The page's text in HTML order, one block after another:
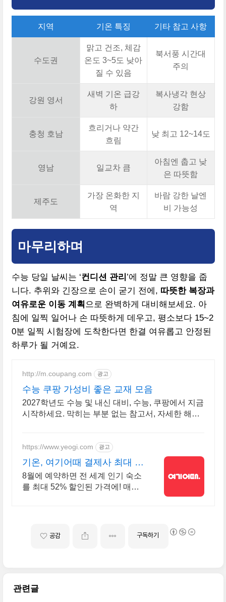
지역 기온 특징 기타 참고 사항
수도권
맑고 건조, 체감
온도 3~5도 낮아
질 수 있음
북서풍 시간대
주의
강원 영서
새벽 기온 급강
하
복사냉각 현상
강함
충청 호남
흐리거나 약간
흐림
낮 최고 12~14도
영남 일교차 큼
아침엔 춥고 낮
은 따뜻함
제주도
가장 온화한 지
역
바람 강한 날엔
비 가능성
마무리하며
수능 당일 날씨는 ‘컨디션 관리 ’에 정말 큰 영향을 줍
니다. 추위와 긴장으로 손이 굳기 전에, 따뜻한 복장과
여유로운 이동 계획 으로 완벽하게 대비해보세요. 아
침에 일찍 일어나 손 따뜻하게 데우고, 평소보다 15~2
0분 일찍 시험장에 도착한다면 한결 여유롭고 안정된
하루가 될 거예요.
http://m.coupang.com 광고
수능 쿠팡 가성비 좋은 교재 모음
2027학년도 수능 및 내신 대비, 수능, 쿠팡에서 지금
시작하세요. 막히는 부분 없는 참고서, 자세한 해설
https://www.yeogi.com 광고
기온, 여기어때 결제사 최대 2
만원 추가할인
8월에 예약하면 전 세계 인기 숙소
를 최대 52% 할인된 가격에! 매주
공감 구독하기
관련글